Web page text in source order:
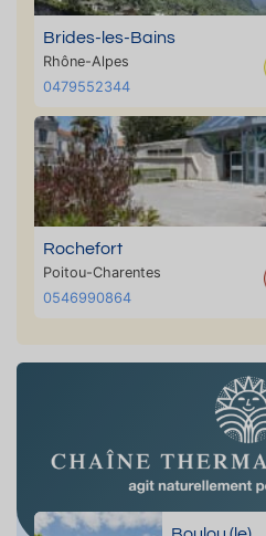
Brides-les-Bains
Rhône-Alpes
0479552344
Rochefort
Poitou-Charentes
0546990864